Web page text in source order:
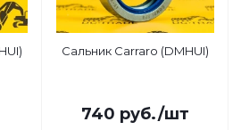
Сальник Carraro (DMHUI)
740 руб./шт